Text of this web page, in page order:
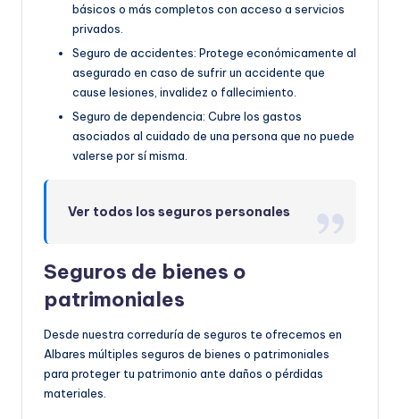
básicos o más completos con acceso a servicios
privados.
Seguro de accidentes: Protege económicamente al
asegurado en caso de sufrir un accidente que
cause lesiones, invalidez o fallecimiento.
Seguro de dependencia: Cubre los gastos
asociados al cuidado de una persona que no puede
valerse por sí misma.
Ver todos los seguros personales
Seguros de bienes o
patrimoniales
Desde nuestra correduría de seguros te ofrecemos en
Albares múltiples seguros de bienes o patrimoniales
para proteger tu patrimonio ante daños o pérdidas
materiales.